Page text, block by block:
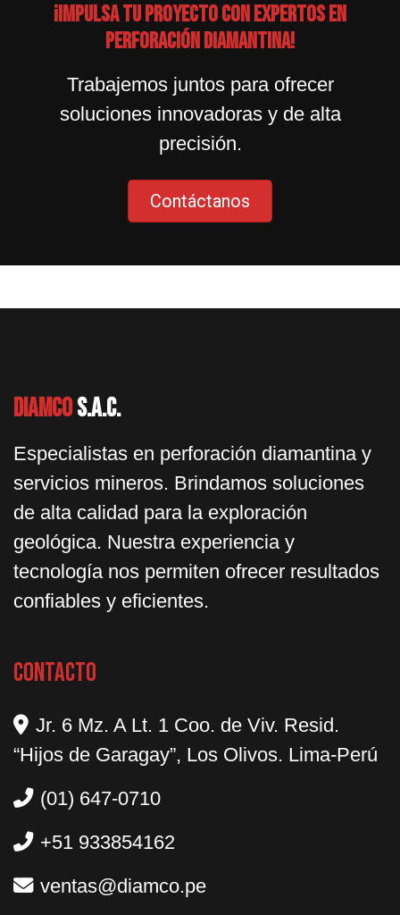
¡Impulsa tu proyecto con expertos en
perforación diamantina!
Trabajemos juntos para ofrecer
soluciones innovadoras y de alta
precisión.
Contáctanos
DiamcoS.A.C.
Especialistas en perforación diamantina y
servicios mineros. Brindamos soluciones
de alta calidad para la exploración
geológica. Nuestra experiencia y
tecnología nos permiten ofrecer resultados
confiables y eficientes.
Contacto
Jr. 6 Mz. A Lt. 1 Coo. de Viv. Resid.
“Hijos de Garagay”, Los Olivos. Lima-Perú
(01) 647-0710
+51 933854162
ventas@diamco.pe